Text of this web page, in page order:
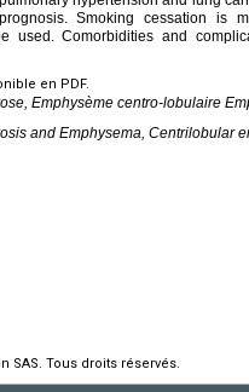
Smoking cessation is
used. Comorbidities and
en PDF.
Emphysème centro-lobulaire
and Emphysema, Centrilobular
SAS. Tous droits réservés.